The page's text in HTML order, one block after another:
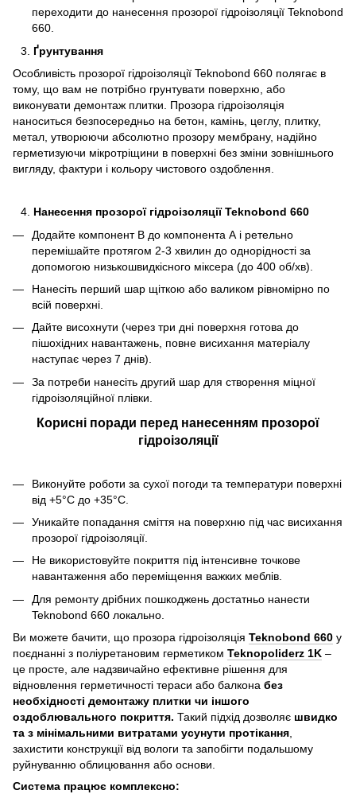
переходити до нанесення прозорої гідроізоляції Teknobond
660.
Ґрунтування
Особливість прозорої гідроізоляції Teknobond 660 полягає в
тому, що вам не потрібно грунтувати поверхню, або
виконувати демонтаж плитки. Прозора гідроізоляція
наноситься безпосередньо на бетон, камінь, цеглу, плитку,
метал, утворюючи абсолютно прозору мембрану, надійно
герметизуючи мікротріщини в поверхні без зміни зовнішнього
вигляду, фактури і кольору чистового оздоблення.
Нанесення прозорої гідроізоляції Teknobond 660
Додайте компонент В до компонента А і ретельно
перемішайте протягом 2-3 хвилин до однорідності за
допомогою низькошвидкісного міксера (до 400 об/хв).
Нанесіть перший шар щіткою або валиком рівномірно по
всій поверхні.
Дайте висохнути (через три дні поверхня готова до
пішохідних навантажень, повне висихання матеріалу
наступає через 7 днів).
За потреби нанесіть другий шар для створення міцної
гідроізоляційної плівки.
Корисні поради перед нанесенням прозорої
гідроізоляції
Виконуйте роботи за сухої погоди та температури поверхні
від +5°C до +35°C.
Уникайте попадання сміття на поверхню під час висихання
прозорої гідроізоляції.
Не використовуйте покриття під інтенсивне точкове
навантаження або переміщення важких меблів.
Для ремонту дрібних пошкоджень достатньо нанести
Teknobond 660 локально.
Ви можете бачити, що прозора гідроізоляція Teknobond 660 у
поєднанні з поліуретановим герметиком Teknopoliderz 1K –
це просте, але надзвичайно ефективне рішення для
відновлення герметичності тераси або балкона без
необхідності демонтажу плитки чи іншого
оздоблювального покриття. Такий підхід дозволяє швидко
та з мінімальними витратами усунути протікання
захистити конструкції від вологи та запобігти подальшому
руйнуванню облицювання або основи.
Система працює комплексно: